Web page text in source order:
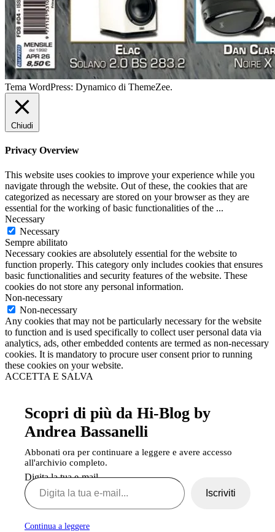
Tema WordPress: Dynamico di ThemeZee.
Chiudi
Privacy Overview
This website uses cookies to improve your experience while you
navigate through the website. Out of these, the cookies that are
categorized as necessary are stored on your browser as they are
essential for the working of basic functionalities of the ...
Necessary
Necessary
Sempre abilitato
Necessary cookies are absolutely essential for the website to
function properly. This category only includes cookies that ensures
basic functionalities and security features of the website. These
cookies do not store any personal information.
Non-necessary
Non-necessary
Any cookies that may not be particularly necessary for the website
to function and is used specifically to collect user personal data via
analytics, ads, other embedded contents are termed as non-necessary
cookies. It is mandatory to procure user consent prior to running
these cookies on your website.
ACCETTA E SALVA
Scopri di più da Hi-Blog by
Andrea Bassanelli
Abbonati ora per continuare a leggere e avere accesso
all'archivio completo.
Digita la tua e-mail...
Iscriviti
Continua a leggere